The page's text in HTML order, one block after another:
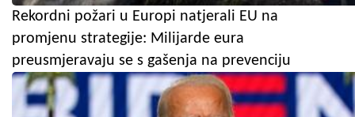
Rekordni požari u Europi natjerali EU na
promjenu strategije: Milijarde eura
preusmjeravaju se s gašenja na prevenciju